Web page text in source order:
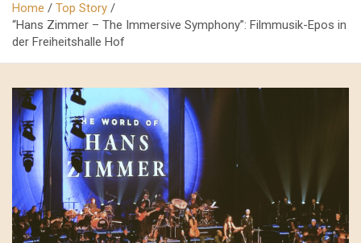
Home
Top Story
“Hans Zimmer – The Immersive Symphony”: Filmmusik-Epos in
der Freiheitshalle Hof